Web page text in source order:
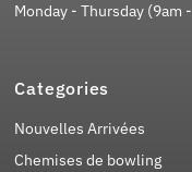
Monday - Thursday (9am
Categories
Nouvelles Arrivées
Chemises de bowling